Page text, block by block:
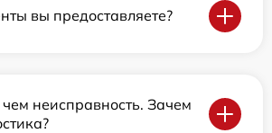
вы предоставляете?
неисправность. Зачем